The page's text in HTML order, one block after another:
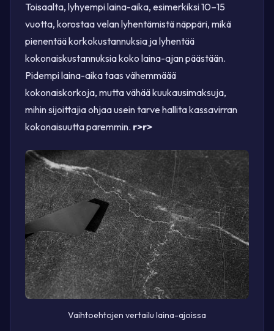
Toisaalta, lyhyempi laina-aika, esimerkiksi 10–15
vuotta, korostaa velan lyhentämistä näppäri, mikä
pienentää korkokustannuksia ja lyhentää
kokonaiskustannuksia koko laina-ajan päästään.
Pidempi laina-aika taas vähemmäää
kokonaiskorkoja, mutta vähää kuukausimaksuja,
mihin sijoittajia ohjaa usein tarve hallita kassavirran
kokonaisuutta paremmin. r>r>
Vaihtoehtojen vertailu laina-ajoissa